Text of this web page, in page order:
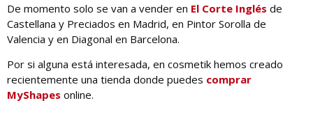
De momento solo se van a vender en El Corte Inglés de
Castellana y Preciados en Madrid, en Pintor Sorolla de
Valencia y en Diagonal en Barcelona.
Por si alguna está interesada, en cosmetik hemos creado
recientemente una tienda donde puedes comprar
MyShapes online.